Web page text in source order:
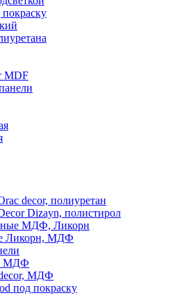
MDF
decor, полиуретан
Dizayn, полистирол
МДФ, Ликорн
Ликорн, МДФ
МДФ
МДФ
под покраску